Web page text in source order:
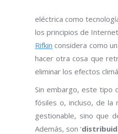
eléctrica como
los principios de
Rifkin considera como
hacer otra cosa que
eliminar los efectos
Sin embargo, este tipo
fósiles o, incluso, de la
gestionable, sino que
Además, son ‘